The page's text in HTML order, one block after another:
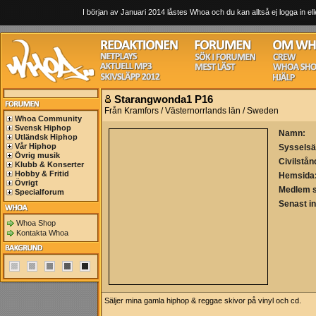
I början av Januari 2014 låstes Whoa och du kan alltså ej logga in
Whoa Community
Svensk Hiphop
Utländsk Hiphop
Vår Hiphop
Övrig musik
Klubb & Konserter
Hobby & Fritid
Övrigt
Specialforum
Whoa Shop
Kontakta Whoa
Starangwonda1 P16
Från Kramfors / Västernorrlands län / Sweden
Namn:
Medlem
Senast
Säljer mina gamla hiphop & reggae skivor på vinyl och cd.